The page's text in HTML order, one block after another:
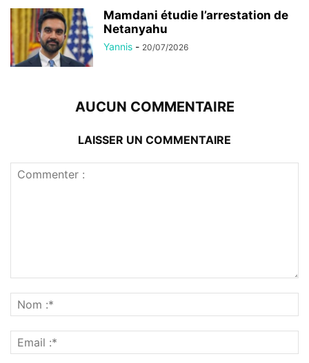
Mamdani étudie l’arrestation de
Netanyahu
Yannis - 20/07/2026
AUCUN COMMENTAIRE
LAISSER UN COMMENTAIRE